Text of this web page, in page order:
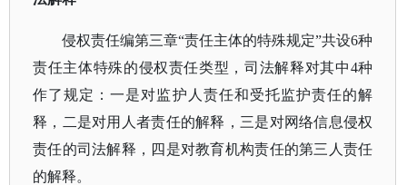
侵权责任编第三章“责任主体的特殊规定”共设6种
责任主体特殊的侵权责任类型，司法解释对其中4种
作了规定：一是对监护人责任和受托监护责任的解
释，二是对用人者责任的解释，三是对网络信息侵权
责任的司法解释，四是对教育机构责任的第三人责任
的解释。